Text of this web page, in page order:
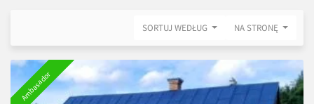
SORTUJ WEDŁUG NA STRONĘ
Ambasador